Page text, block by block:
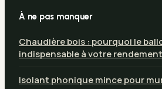
À ne pas manquer
Chaudière bois : pourquoi le
indispensable à votre rendement
Isolant phonique mince pour